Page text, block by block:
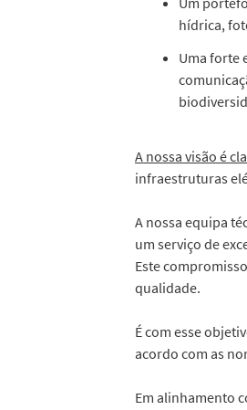
hídrica,
Uma forte
A nossa visão é
infraestruturas
A nossa equipa
um serviço de
Este
qualidade.
É com esse
acordo com as
Em alinhamento